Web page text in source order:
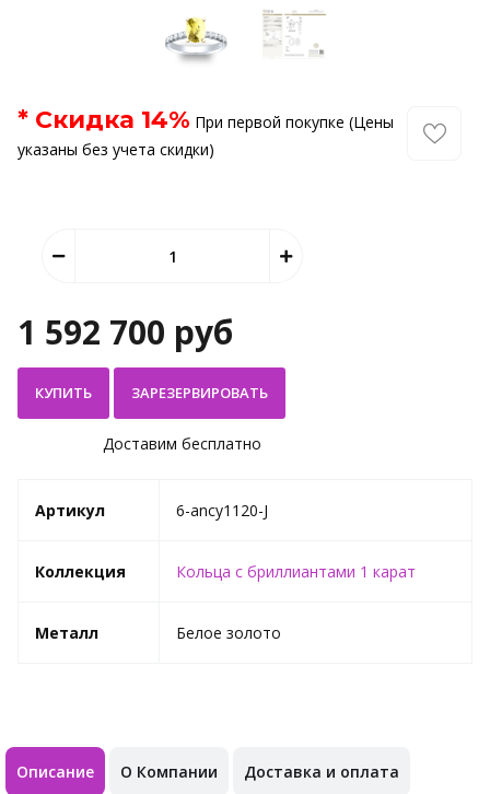
* Скидка 14% При первой покупке (Цены
указаны без учета скидки)
1 592 700 руб
КУПИТЬ
Доставим бесплатно
Артикул 6-ancy1120-J
Коллекция Кольца с бриллиантами 1 карат
Металл Белое золото
Описание О Компании Доставка и оплата